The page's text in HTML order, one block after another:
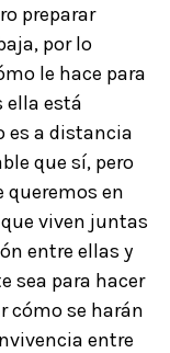
preparar
por lo
le hace para
ella está
es a distancia
que sí, pero
queremos en
viven juntas
entre ellas y
sea para hacer
cómo se harán
entre